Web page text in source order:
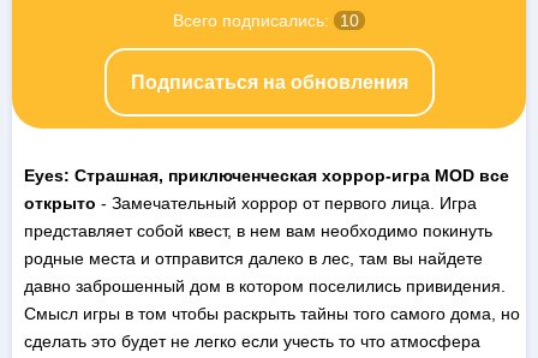
Подписаться на обновления
Всего подписались: 10
Eyes: Страшная, приключенческая хоррор-игра MOD все
открыто - Замечательный хоррор от первого лица. Игра
представляет собой квест, в нем вам необходимо покинуть
родные места и отправится далеко в лес, там вы найдете
давно заброшенный дом в котором поселились привидения.
Смысл игры в том чтобы раскрыть тайны того самого дома, но
сделать это будет не легко если учесть то что атмосфера